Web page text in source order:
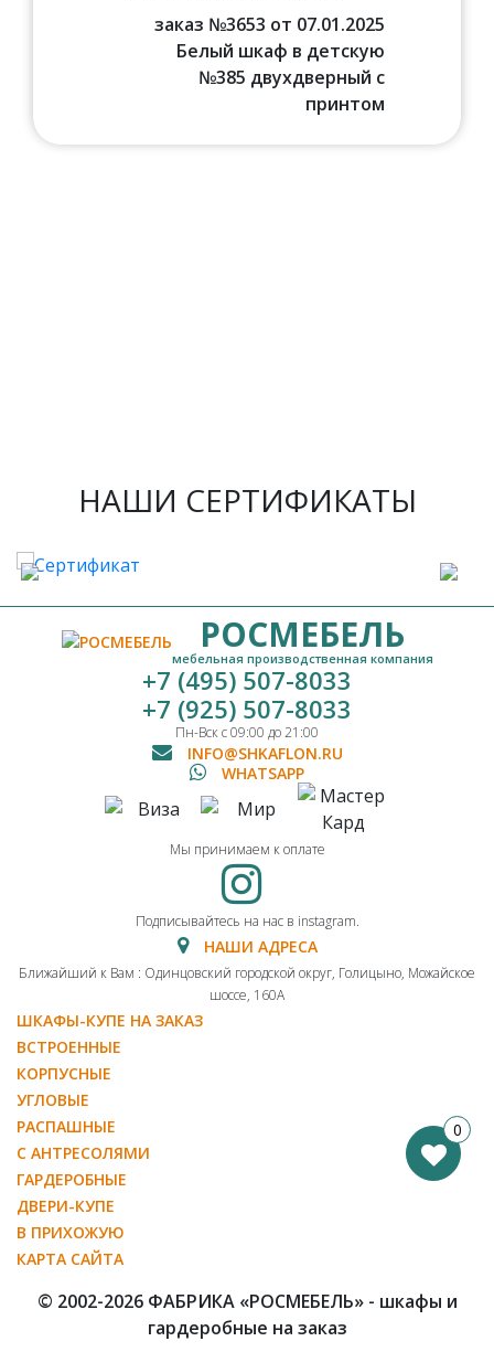
заказ №3653 от 07.01.2025
Белый шкаф в детскую
№385 двухдверный с
принтом
НАШИ СЕРТИФИКАТЫ
РОСМЕБЕЛЬ
мебельная производственная компания
+7 (495) 507-8033
+7 (925) 507-8033
Пн-Вск с 09:00 до 21:00
INFO@SHKAFLON.RU
WHATSAPP
Мы принимаем к оплате
Подписывайтесь на нас в instagram.
НАШИ АДРЕСА
Ближайший к Вам : Одинцовский городской округ, Голицыно, Можайское
шоссе, 160А
ШКАФЫ-КУПЕ НА ЗАКАЗ
ВСТРОЕННЫЕ
КОРПУСНЫЕ
УГЛОВЫЕ
РАСПАШНЫЕ
С АНТРЕСОЛЯМИ
ГАРДЕРОБНЫЕ
ДВЕРИ-КУПЕ
В ПРИХОЖУЮ
КАРТА САЙТА
© 2002-2026 ФАБРИКА «РОСМЕБЕЛЬ» - шкафы и
гардеробные на заказ
0